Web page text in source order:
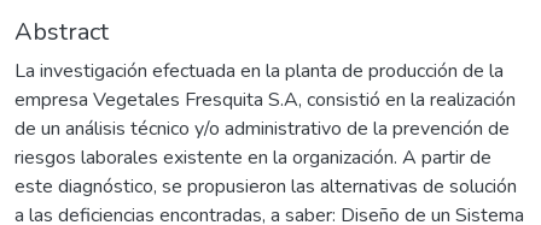
Abstract
La investigación efectuada en la planta de producción de la
empresa Vegetales Fresquita S.A, consistió en la realización
de un análisis técnico y/o administrativo de la prevención de
riesgos laborales existente en la organización. A partir de
este diagnóstico, se propusieron las alternativas de solución
a las deficiencias encontradas, a saber: Diseño de un Sistema